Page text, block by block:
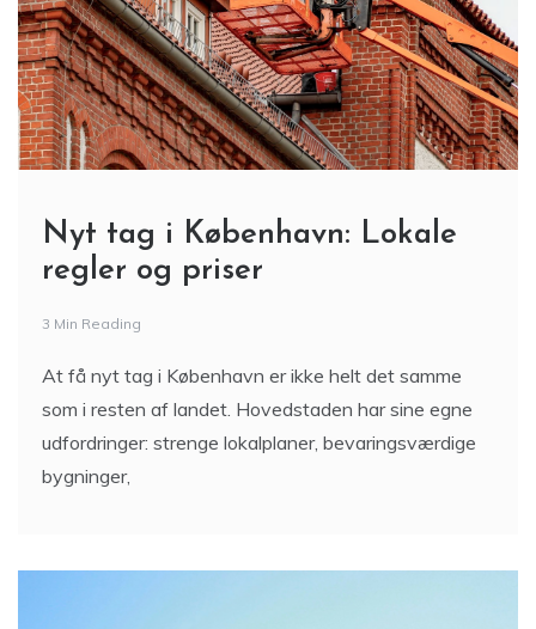
Nyt tag i København: Lokale
regler og priser
3 Min Reading
At få nyt tag i København er ikke helt det samme
som i resten af landet. Hovedstaden har sine egne
udfordringer: strenge lokalplaner, bevaringsværdige
bygninger,